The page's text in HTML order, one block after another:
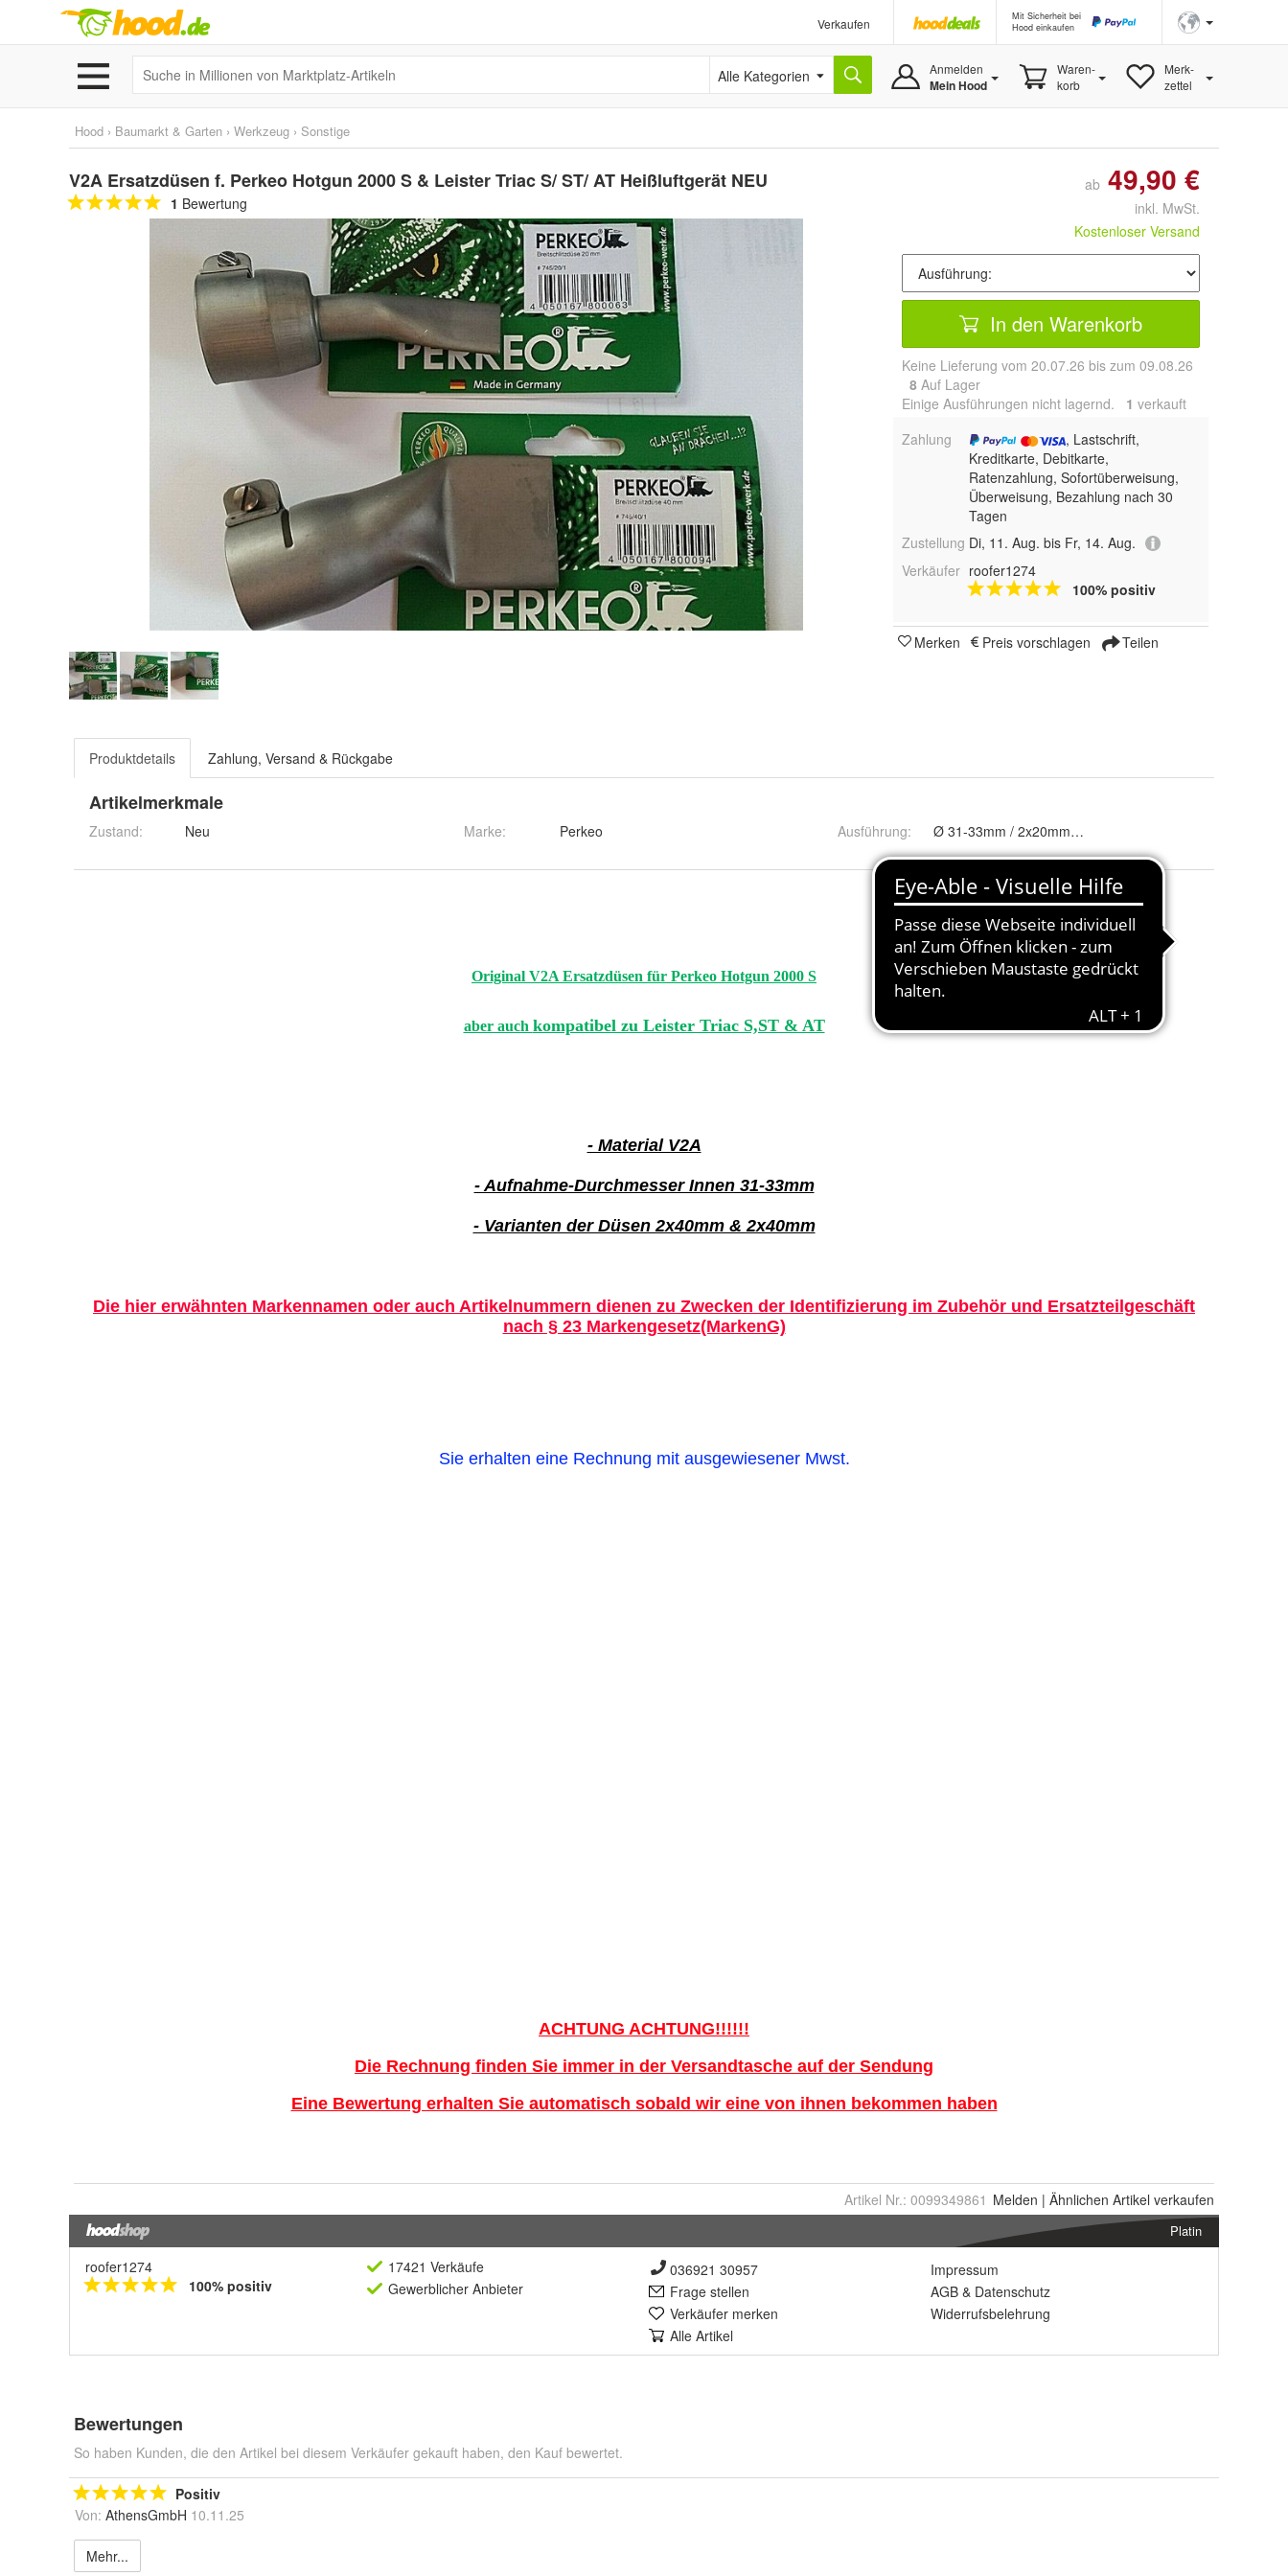
Verkaufen
Mit Sicherheit bei
Hood einkaufen
Alle Kategorien Anmelden
Mein Hood
Waren-
korb
Merk-
zettel
Hood › Baumarkt & Garten › Werkzeug › Sonstige
V2A Ersatzdüsen f. Perkeo Hotgun 2000 S & Leister Triac S/ ST/ AT Heißluftgerät NEU
1 Bewertung
ab 49,90 €
inkl. MwSt.
Kostenloser Versand
In den Warenkorb
Keine Lieferung vom 20.07.26 bis zum 09.08.26
8 Auf Lager
Einige Ausführungen nicht lagernd. 1 verkauft
Zahlung
, Lastschrift,
Kreditkarte, Debitkarte,
Ratenzahlung, Sofortüberweisung,
Überweisung, Bezahlung nach 30
Tagen
Zustellung Di, 11. Aug. bis Fr, 14. Aug.
Verkäufer roofer1274
100% positiv
Merken Preis vorschlagen Teilen
Produktdetails Zahlung, Versand & Rückgabe
Artikelmerkmale
Zustand: Neu Marke: Perkeo Ausführung:
Artikel Nr.: 0099349861 Melden | Ähnlichen Artikel verkaufen
Platin
roofer1274
100% positiv
17421 Verkäufe
Gewerblicher Anbieter
036921 30957
Frage stellen
Verkäufer merken
Alle Artikel
Impressum
AGB & Datenschutz
Widerrufsbelehrung
Bewertungen
So haben Kunden, die den Artikel bei diesem Verkäufer gekauft haben, den Kauf bewertet.
Positiv
Von: AthensGmbH 10.11.25
Mehr...